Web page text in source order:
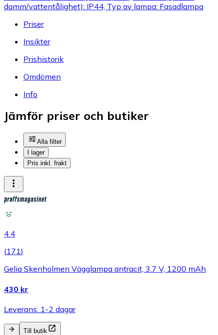
damm/vattentålighet): IP44, Typ av lampa: Fasadlampa
Priser
Insikter
Prishistorik
Omdömen
Info
Jämför priser och butiker
Alla filter
I lager
Pris inkl. frakt
4.4
(171)
Gelia Skenholmen Vägglampa antracit, 3.7 V, 1200 mAh
430 kr
Leverans: 1-2 dagar
Till butik